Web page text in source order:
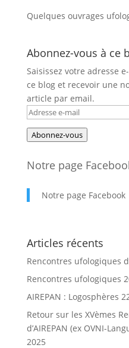
Quelques ouvrages
Abonnez-vous à ce
Saisissez votre adresse
ce blog et recevoir une
article par email.
Adresse
e-
mail
Abonnez-vous
Notre page
Notre page Facebook
Articles récents
Rencontres ufologiques
Rencontres ufologiques
AIREPAN : Logosphères
Retour sur les XVèmes
d’AIREPAN (ex OVNI-
2025